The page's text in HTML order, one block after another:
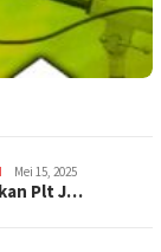
Mei 15, 2025
Plt J…